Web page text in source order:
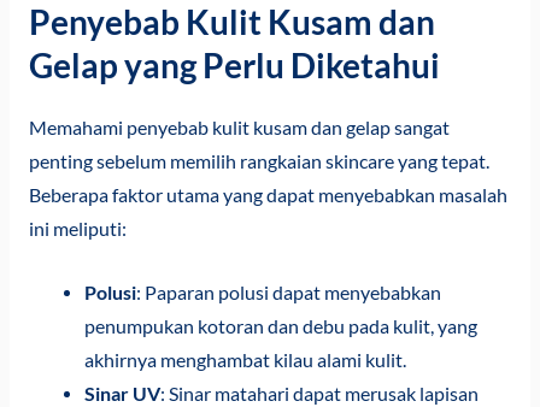
Penyebab Kulit Kusam dan
Gelap yang Perlu Diketahui
Memahami penyebab kulit kusam dan gelap sangat
penting sebelum memilih rangkaian skincare yang tepat.
Beberapa faktor utama yang dapat menyebabkan masalah
ini meliputi:
Polusi: Paparan polusi dapat menyebabkan
penumpukan kotoran dan debu pada kulit, yang
akhirnya menghambat kilau alami kulit.
Sinar UV: Sinar matahari dapat merusak lapisan